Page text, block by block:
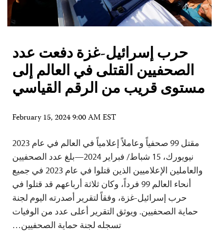
حرب إسرائيل-غزة دفعت عدد
الصحفيين القتلى في العالم إلى
مستوى قريب من الرقم القياسي
February 15, 2024 9:00 AM EST
مقتل 99 صحفياً وعاملاً إعلامياً في العالم في عام 2023
نيويورك، 15 شباط/ فبراير 2024—بلغ عدد الصحفيين
والعاملين الإعلاميين الذين قتلوا في عام 2023 في جميع
أنحاء العالم 99 فرداً، وكان ثلاثة أرباعهم قد قتلوا في
حرب إسرائيل-غزة، وفقاً لتقرير أصدرته اليوم لجنة
حماية الصحفيين. ويوثق التقرير أعلى عدد من الوفيات
تسجله لجنة حماية الصحفيين…